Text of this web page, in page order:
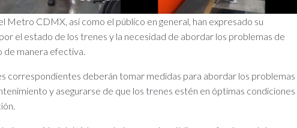
Metro CDMX, así como el público en general, han expresado su
el estado de los trenes y la necesidad de abordar los problemas de
manera efectiva.
correspondientes deberán tomar medidas para abordar los problemas
y asegurarse de que los trenes estén en óptimas condiciones